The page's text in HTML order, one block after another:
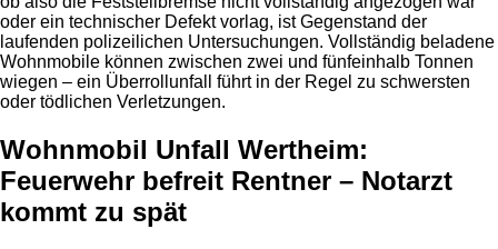
oder ein technischer Defekt vorlag, ist Gegenstand der
laufenden polizeilichen Untersuchungen. Vollständig beladene
Wohnmobile können zwischen zwei und fünfeinhalb Tonnen
wiegen – ein Überrollunfall führt in der Regel zu schwersten
oder tödlichen Verletzungen.
Wohnmobil Unfall Wertheim:
Feuerwehr befreit Rentner – Notarzt
kommt zu spät